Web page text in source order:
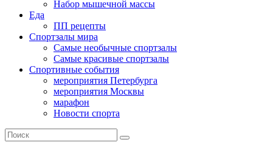
Набор мышечной массы
Еда
ПП рецепты
Спортзалы мира
Самые необычные спортзалы
Самые красивые спортзалы
Спортивные события
мероприятия Петербурга
мероприятия Москвы
марафон
Новости спорта